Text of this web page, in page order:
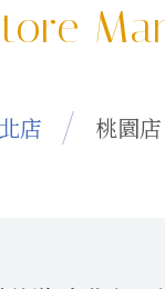
店 桃園店